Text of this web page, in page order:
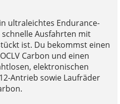
ultraleichtes Endurance-
Ausfahrten mit
ist. Du bekommst einen
Carbon und einen
elektronischen
Antrieb sowie Laufräder